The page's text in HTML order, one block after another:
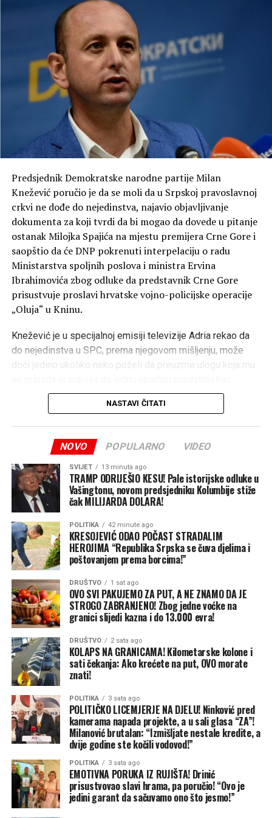
mjesta. “Sve ove godine sam u javnim nastupima imao
isti stav o ponašanju postojeće administracije, a ni u
poslednjim nastupima nisam izneo ništa novo sem
nespornih činjenica”, naveoo je Lučić za Tanjug.
On je najavio da će se svim pravnim sredstvima boriti
protiv odluke Prištine i izrazio nadu da će ona biti brzo
Predsjednik Demokratske narodne partije Milan
Knežević poručio je da se moli da u Srpskoj pravoslavnoj
crkvi ne dođe do nejedinstva, najavio objavljivanje
dokumenta za koji tvrdi da bi mogao da dovede u pitanje
ostanak Milojka Spajića na mjestu premijera Crne Gore i
saopštio da će DNP pokrenuti interpelaciju o radu
Ministarstva spoljnih poslova i ministra Ervina
Ibrahimovića zbog odluke da predstavnik Crne Gore
prisustvuje proslavi hrvatske vojno-policijske operacije
„Oluja“ u Kninu.
Knežević je u specijalnoj emisiji televizije Adria rekao da
do nejedinstva u SPC, prema njegovom mišljenju, može
doći jedino ukoliko neko poželi da preuzme ulogu koja mu
posebnu u odnosu na ostale.
„Ja se Bogu molim da ne dođe do nejedinstva Crkve. Do
nejedinstva Crkve može doći jedino ako neko želi da bude
patrijarh umjesto patrijarha i ako neko želi i smatra da
neku od eparhija predstavi posebnom u odnosu na
druge“, kazao je Knežević.
On je dodao da ne želi da vjeruje da je takav scenario
moguć i naglasio da je patrijarh Porfirije za njega vrhovni
poglavar SPC.
„Moj patrijarh je Porfirije, on je moj vrhovni poglavar.
Poštujem sve episkope SPC, ali on je moj patrijarh. Tako
će biti dok on bude živ i dok ja budem živ“, rekao je
Knežević.
Navodeći da sebe ne smatra „velikim vjernikom“, lider
DNP-a je istakao da je uvijek bio spreman da brani
Srpsku pravoslavnu crkvu, za razliku, kako je ocijenio, od
onih koji sada „kalkulišu“ oko crkvenih pitanja.
Dokument koji ruši Spajića
Govoreći o političkim prilikama u Crnoj Gori, Knežević je
najavio da će u narednih 15 do 20 dana objaviti
dokument poslije kojeg će se, kako tvrdi, postaviti
pitanje da li Milojko Spajić može da ostane na funkciji
premijera.
On nije otkrio sadržaj dokumenta, ali je rekao da pažljivo
NASTAVI ČITATI
NOVO POPULARNO VIDEO
SVIJET 13 minuta ago
TRAMP ODRIJEŠIO KESU! Pale istorijske odluke u
Vašingtonu, novom predsjedniku Kolumbije stiže
čak MILIJARDA DOLARA!
POLITIKA 42 minute ago
KRESOJEVIĆ ODAO POČAST STRADALIM
HEROJIMA “Republika Srpska se čuva djelima i
poštovanjem prema borcima!”
DRUŠTVO 1 sat ago
OVO SVI PAKUJEMO ZA PUT, A NE ZNAMO DA JE
STROGO ZABRANJENO! Zbog jedne voćke na
granici slijedi kazna i do 13.000 evra!
DRUŠTVO 2 sata ago
KOLAPS NA GRANICAMA! Kilometarske kolone i
sati čekanja: Ako krećete na put, OVO morate
znati!
POLITIKA 3 sata ago
POLITIČKO LICEMJERJE NA DJELU! Ninković pred
kamerama napada projekte, a u sali glasa “ZA”!
Milanović brutalan: “Izmišljate nestale kredite, a
dvije godine ste kočili vodovod!”
POLITIKA 3 sata ago
EMOTIVNA PORUKA IZ RUJIŠTA! Drinić
prisustvovao slavi hrama, pa poručio! “Ovo je
jedini garant da sačuvamo ono što jesmo!”